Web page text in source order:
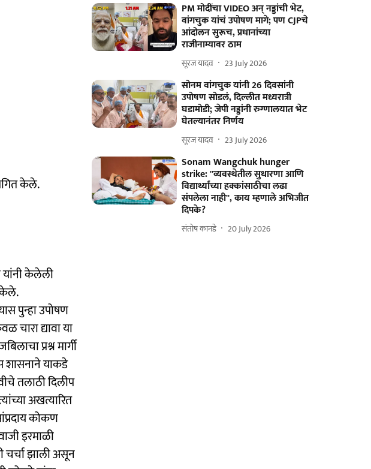
केले.
यांनी केलेली
केले.
पुन्हा उपोषण
चारा द्यावा या
प्रश्न मार्गी
शासनाने याकडे
तलाठी दिलीप
अखत्यारित
कोकण
इरमाळी
चर्चा झाली असून
PM मोदींचा VIDEO अन् नड्डांची भेट,
वांगचुक यांचं उपोषण मागे; पण CJPचे
आंदोलन सुरूच, प्रधानांच्या
राजीनाम्यावर ठाम
सूरज यादव 23 July 2026
सोनम वांगचुक यांनी 26 दिवसांनी
उपोषण सोडलं, दिल्लीत मध्यरात्री
घडामोडी; जेपी नड्डांनी रुग्णालयात भेट
घेतल्यानंतर निर्णय
सूरज यादव 23 July 2026
Sonam Wangchuk hunger
strike: ''व्यवस्थेतील सुधारणा आणि
विद्यार्थ्यांच्या हक्कांसाठीचा लढा
संपलेला नाही'', काय म्हणाले अभिजीत
दिपके?
संतोष कानडे 20 July 2026